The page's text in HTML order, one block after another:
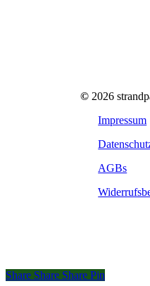
© 2026
Impressum
AGBs
Share
Share Share Share Pin